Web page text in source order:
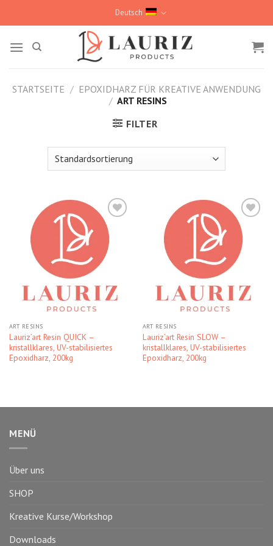
Deutsch
STARTSEITE / EPOXIDHARZ FÜR KREATIVE ANWENDUNG
/ ART RESINS
FILTER
Kedvencekhez
ART RESINS
Lauriz’art Resin QUICK –
kristallklares, UV-stabilisiertes
Epoxidharz, 200kg
Kedvencekhez
ART RESINS
Lauriz’art Resin SLOW –
kristallklares, UV-stabilisiertes
Epoxidharz, 200kg
MENÜ
Über uns
SHOP
Kreative Kurse/Workshop
Downloads